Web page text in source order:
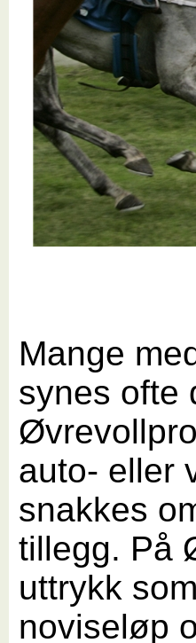
Mange
synes ofte
auto- eller
snakkes
tillegg. På
uttrykk
noviseløp